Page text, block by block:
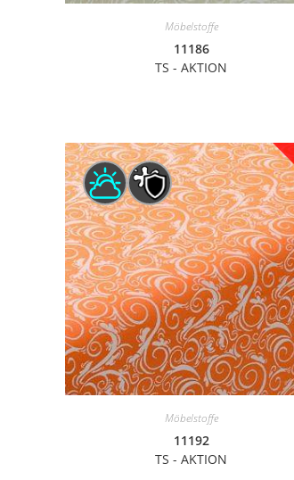
Möbelstoffe
11186
TS - AKTION
Möbelstoffe
11192
TS - AKTION